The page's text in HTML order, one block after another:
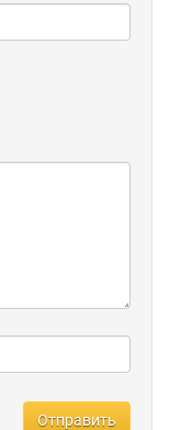
Отправить